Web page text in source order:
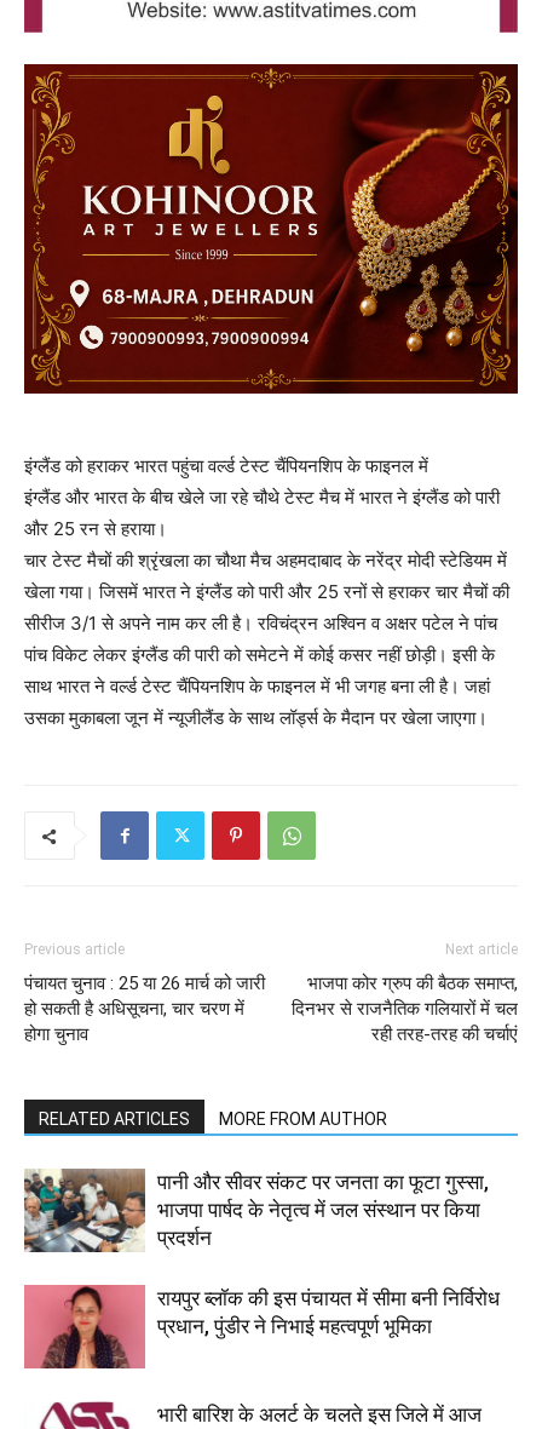
इंग्लैंड को हराकर भारत पहुंचा वर्ल्ड टेस्ट चैंपियनशिप के फाइनल में
इंग्लैंड और भारत के बीच खेले जा रहे चौथे टेस्ट मैच में भारत ने इंग्लैंड को पारी
और 25 रन से हराया।
चार टेस्ट मैचों की श्रृंखला का चौथा मैच अहमदाबाद के नरेंद्र मोदी स्टेडियम में
खेला गया। जिसमें भारत ने इंग्लैंड को पारी और 25 रनों से हराकर चार मैचों की
सीरीज 3/1 से अपने नाम कर ली है। रविचंद्रन अश्विन व अक्षर पटेल ने पांच
पांच विकेट लेकर इंग्लैंड की पारी को समेटने में कोई कसर नहीं छोड़ी। इसी के
साथ भारत ने वर्ल्ड टेस्ट चैंपियनशिप के फाइनल में भी जगह बना ली है। जहां
उसका मुकाबला जून में न्यूजीलैंड के साथ लॉर्ड्स के मैदान पर खेला जाएगा।
Previous article
पंचायत चुनाव : 25 या 26 मार्च को जारी
हो सकती है अधिसूचना, चार चरण में
होगा चुनाव
Next article
भाजपा कोर ग्रुप की बैठक समाप्त,
दिनभर से राजनैतिक गलियारों में चल
रही तरह-तरह की चर्चाएं
RELATED ARTICLES MORE FROM AUTHOR
पानी और सीवर संकट पर जनता का फूटा गुस्सा,
भाजपा पार्षद के नेतृत्व में जल संस्थान पर किया
प्रदर्शन
रायपुर ब्लॉक की इस पंचायत में सीमा बनी निर्विरोध
प्रधान, पुंडीर ने निभाई महत्वपूर्ण भूमिका
भारी बारिश के अलर्ट के चलते इस जिले में आज